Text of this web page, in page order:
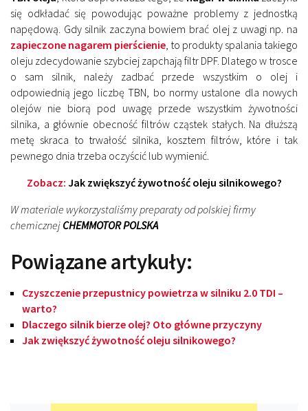
się odkładać się powodując poważne problemy z jednostką
napędową. Gdy silnik zaczyna bowiem brać olej z uwagi np. na
zapieczone nagarem pierścienie, to produkty spalania takiego
oleju zdecydowanie szybciej zapchają filtr DPF. Dlatego w trosce
o sam silnik, należy zadbać przede wszystkim o olej i
odpowiednią jego liczbę TBN, bo normy ustalone dla nowych
olejów nie biorą pod uwagę przede wszystkim żywotności
silnika, a głównie obecność filtrów cząstek stałych. Na dłuższą
metę skraca to trwałość silnika, kosztem filtrów, które i tak
pewnego dnia trzeba oczyścić lub wymienić.
Zobacz: Jak zwiększyć żywotność oleju silnikowego?
W materiale wykorzystaliśmy preparaty od polskiej firmy
chemicznej CHEMMOTOR POLSKA
Powiązane artykuły:
Czyszczenie przepustnicy powietrza w silniku 2.0 TDI –
warto?
Dlaczego silnik bierze olej? Oto główne przyczyny
Jak zwiększyć żywotność oleju silnikowego?